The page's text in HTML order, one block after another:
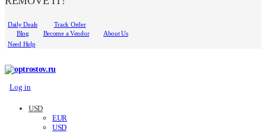
Daily Deals
Track Order
Blog
Become a Vendor
About Us
Need Help
Log in
USD
EUR
USD